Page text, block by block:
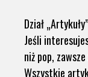
Dział
Jeśli
niż pop,
Wszystkie